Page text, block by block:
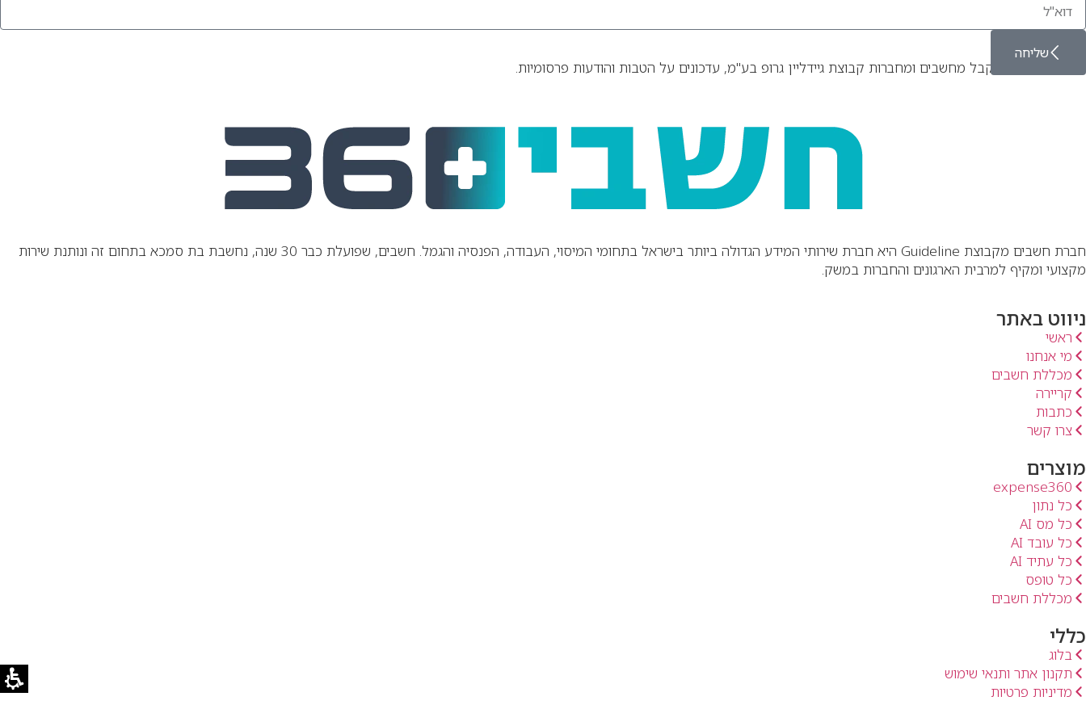
אני מאשר/ת לקבל מחשבים ומחברות קבוצת גיידליין גרופ בע"מ, עדכונים על הטבות והודעות פרסומיות.
שליחה
חברת חשבים מקבוצת Guideline היא חברת שירותי המידע הגדולה ביותר בישראל בתחומי המיסוי, העבודה, הפנסיה והגמל. חשבים, שפועלת כבר 30 שנה, נחשבת בת סמכא בתחום זה ונותנת שירות
מקצועי ומקיף למרבית הארגונים והחברות במשק.
ניווט באתר
ראשי
מי אנחנו
מכללת חשבים
קריירה
כתבות
צרו קשר
מוצרים
expense360
כל נתון
כל מס AI
כל עובד AI
כל עתיד AI
כל טופס
מכללת חשבים
כללי
בלוג
תקנון אתר ותנאי שימוש
מדיניות פרטיות